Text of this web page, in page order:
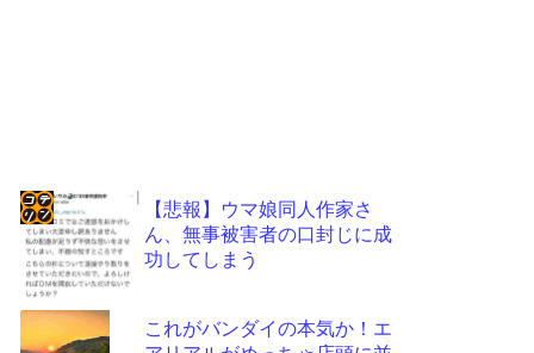
【悲報】ウマ娘同人作家さ
ん、無事被害者の口封じに成
功してしまう
これがバンダイの本気か！エ
コテ
リン
- 固
定リ